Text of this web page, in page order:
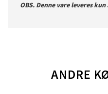
OBS. Denne vare leveres
ANDRE